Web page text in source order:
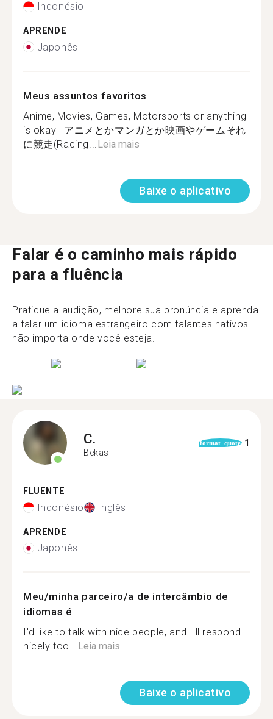
Indonésio
APRENDE
Japonês
Meus assuntos favoritos
Anime, Movies, Games, Motorsports or anything
is okay | アニメとかマンガとか映画やゲームそれ
に競走(Racing... Leia mais
Baixe o aplicativo
Falar é o caminho mais rápido
para a fluência
Pratique a audição, melhore sua pronúncia e aprenda
a falar um idioma estrangeiro com falantes nativos -
não importa onde você esteja.
C.
Bekasi
format_quote 1
FLUENTE
Indonésio Inglês
APRENDE
Japonês
Meu/minha parceiro/a de intercâmbio de
idiomas é
I'd like to talk with nice people, and I'll respond
nicely too...Leia mais
Baixe o aplicativo